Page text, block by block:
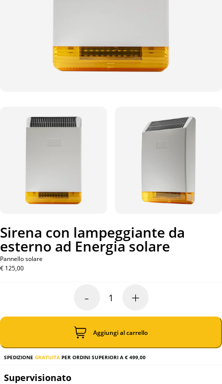
Sirena con lampeggiante da
esterno ad Energia solare
Pannello solare
€ 125,00
-
Sirena
lampeggiante
esterno
ad
quantità
+
Aggiungi al carrello
SPEDIZIONE GRATUITA PER ORDINI SUPERIORI A € 499,00
Supervisionato